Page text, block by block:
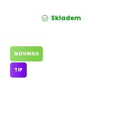
Skladem
NOVINKA
TIP